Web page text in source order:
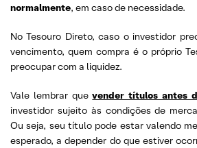
normalmente, em caso de necessidade.
No Tesouro Direto, caso o investidor
vencimento, quem compra é o próprio
preocupar com a liquidez.
Vale lembrar quevender títulos antes
investidor sujeito às condições de
Ou seja, seu título pode estar valendo
esperado, a depender do que estiver